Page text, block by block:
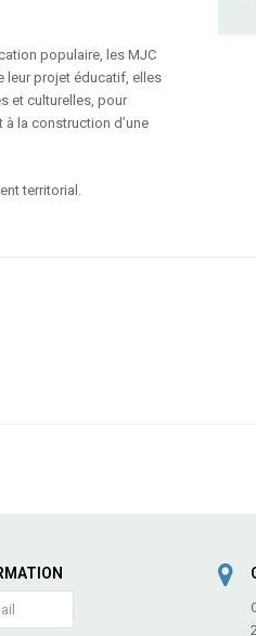
populaire, les MJC
leur projet éducatif, elles
et culturelles, pour
la construction d’une
territorial.